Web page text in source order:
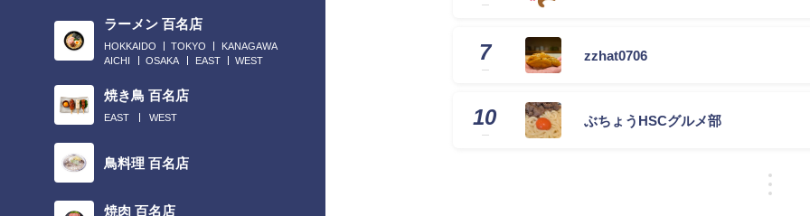
ラーメン 百名店
HOKKAIDO TOKYO
KANAGAWA
AICHI
OSAKA EAST WEST
焼き鳥 百名店
EAST WEST
鳥料理 百名店
焼肉 百名店
7 zzhat0706
10 ぶちょうHSCグルメ部